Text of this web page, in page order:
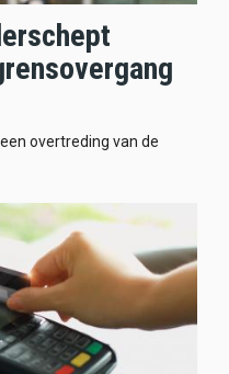
overtreding van de